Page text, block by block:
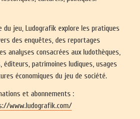
du jeu, Ludografik explore les pratiques
des enquêtes, des reportages
analyses consacrées aux ludothèques,
patrimoines ludiques, usages
économiques du jeu de société.
et abonnements :
www.ludografik.com/